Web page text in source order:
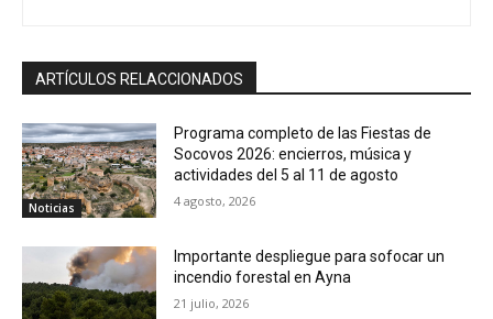
ARTÍCULOS RELACCIONADOS
Noticias
Programa completo de las Fiestas de
Socovos 2026: encierros, música y
actividades del 5 al 11 de agosto
4 agosto, 2026
Importante despliegue para sofocar un
incendio forestal en Ayna
21 julio, 2026